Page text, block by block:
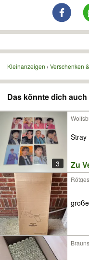
Kleinanzeigen Verschenken
Das könnte dich
3
Stray
Zu